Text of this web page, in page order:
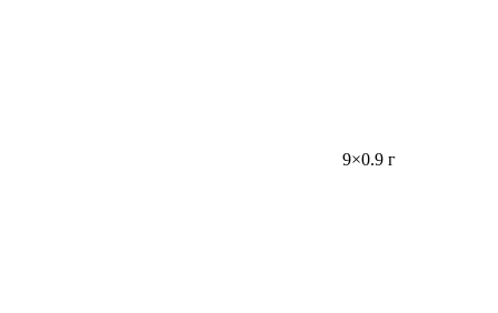
9×0.9 г